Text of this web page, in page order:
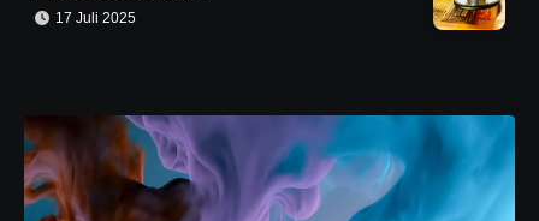
17 Juli 2025